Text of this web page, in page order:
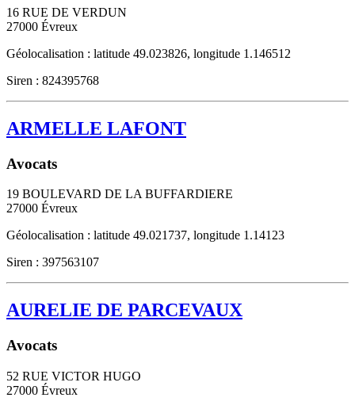
16 RUE DE VERDUN
27000 Évreux
Géolocalisation : latitude 49.023826, longitude 1.146512
Siren : 824395768
ARMELLE LAFONT
Avocats
19 BOULEVARD DE LA BUFFARDIERE
27000 Évreux
Géolocalisation : latitude 49.021737, longitude 1.14123
Siren : 397563107
AURELIE DE PARCEVAUX
Avocats
52 RUE VICTOR HUGO
27000 Évreux